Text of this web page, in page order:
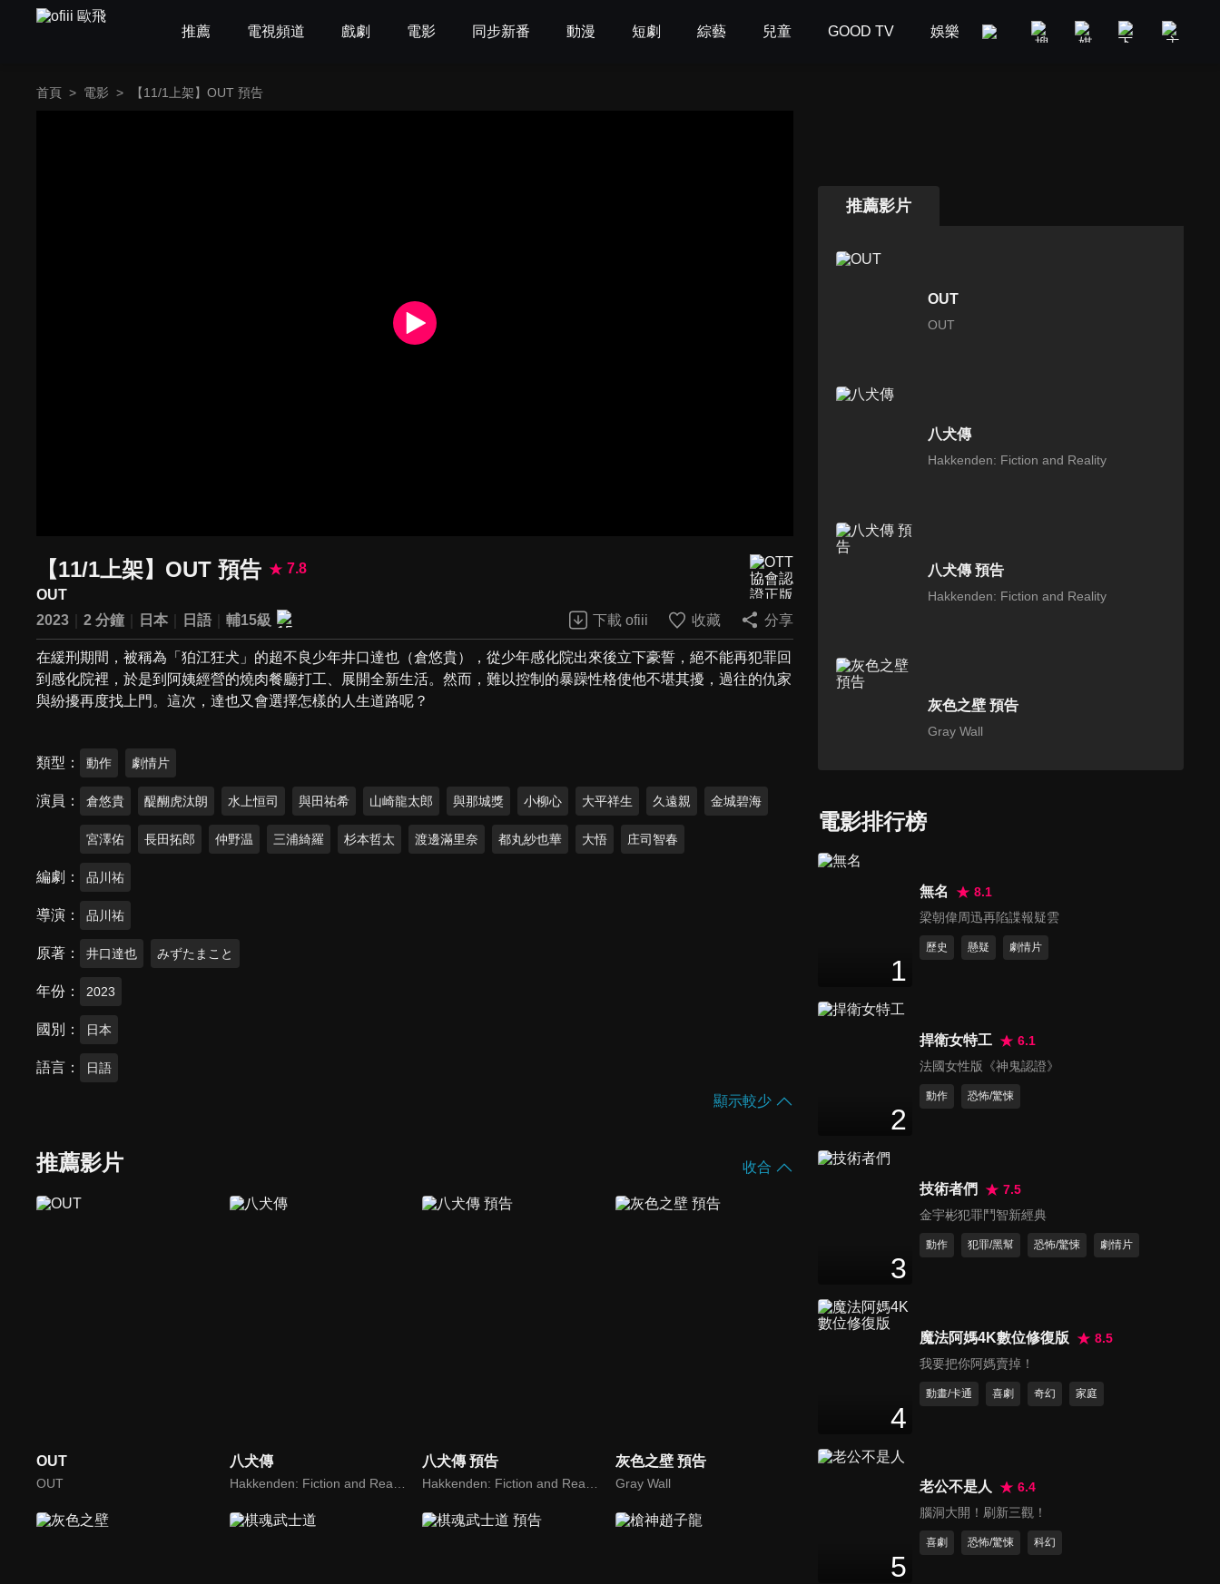
推薦 電視頻道 戲劇 電影 同步新番 動漫 短劇 綜藝 兒童 GOOD TV 娛樂 美食旅遊 新聞政論
首頁 > 電影 > 【11/1上架】OUT 預告
【11/1上架】OUT 預告
7.8
OUT
2023
2 分鐘 日本 日語 輔15級 下載 ofiii 收藏 分享
在緩刑期間，被稱為「狛江狂犬」的超不良少年井口達也（倉悠貴），從少年感化院出來後立下豪誓，絕不能再犯罪回
到感化院裡，於是到阿姨經營的燒肉餐廳打工、展開全新生活。然而，難以控制的暴躁性格使他不堪其擾，過往的仇家
與紛擾再度找上門。這次，達也又會選擇怎樣的人生道路呢？
類型 動作 劇情片
演員 倉悠貴 醍醐虎汰朗 水上恒司 與田祐希 山崎龍太郎 與那城獎 小柳心 大平祥生 久遠親 金城碧海
宮澤佑 長田拓郎 仲野温 三浦綺羅 杉本哲太 渡邊滿里奈 都丸紗也華 大悟 庄司智春
編劇 品川祐
導演 品川祐
原著 井口達也 みずたまこと
年份 2023
國別 日本
語言 日語
顯示較少
推薦影片 收合
OUT
OUT
八犬傳 八犬傳 預告 灰色之壁 預告
Gray Wall
推薦影片
OUT
OUT
八犬傳
Hakkenden: Fiction and Reality
八犬傳 預告
Hakkenden: Fiction and Reality
灰色之壁 預告
Gray Wall
槍神趙子龍
無間歸途
TO RETURN
電影排行榜
1
無名
8.1
梁朝偉周迅再陷諜報疑雲
歷史 懸疑 劇情片
2
捍衛女特工
6.1
法國女性版《神鬼認證》
動作 恐怖/驚悚
3
技術者們
7.5
金宇彬犯罪鬥智新經典
動作 犯罪/黑幫 恐怖/驚悚 劇情片
4
魔法阿媽4K數位修復版
8.5
我要把你阿媽賣掉！
動畫/卡通 喜劇 奇幻 家庭
5
老公不是人
6.4
腦洞大開！刷新三觀！
喜劇 恐怖/驚悚 科幻